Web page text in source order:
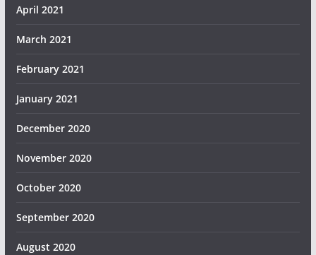
April 2021
March 2021
February 2021
January 2021
December 2020
November 2020
October 2020
September 2020
August 2020